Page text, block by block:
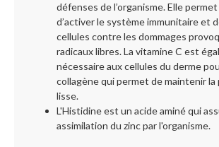
défenses de l’organisme. Elle permet
d’activer le système immunitaire et
cellules contre les dommages
radicaux libres. La vitamine C est
nécessaire aux cellules du derme
collagène qui permet de maintenir la
lisse.
L'Histidine est un acide aminé qui
assimilation du zinc par l'organisme.